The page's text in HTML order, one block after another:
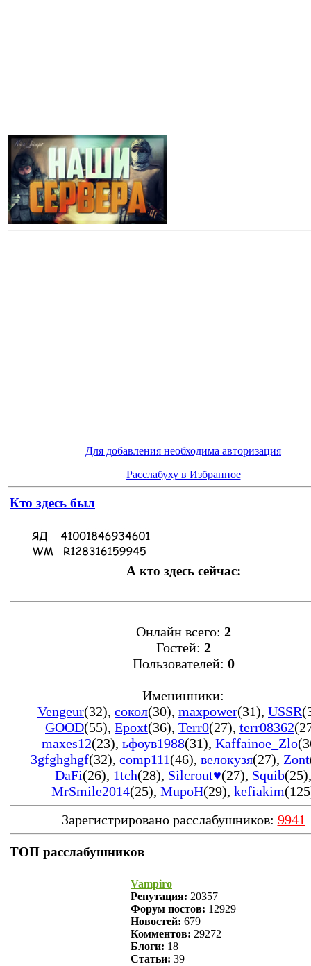
Для добавления необходима авторизация
Расслабуху в Избранное
Кто здесь был
А кто здесь сейчас:
Онлайн всего: 2
Гостей: 2
Пользователей: 0
Именинники:
Vengeur(32), сокол(30), maxpower(31), USSR
GOOD(55), Epoxt(36), Terr0(27), terr08362
maxes12(23), ьфоув1988(31), Kaffainoe_Zlo
3gfghghgf(32), comp111(46), велокузя(27), Zont
DaFi(26), 1tch(28), Silcrout♥(27), Squib(25),
MrSmile2014(25), MupoH(29), kefiakim
Зарегистрировано расслабушников: 9941
ТОП расслабушников
Vampiro
Репутация: 20357
Форум постов: 12929
Новостей: 679
Комментов: 29272
Блоги: 18
Статьи: 39